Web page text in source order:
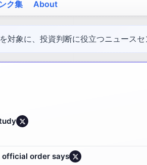
ク集 About
象に、投資判断に役立つニュース
official order says